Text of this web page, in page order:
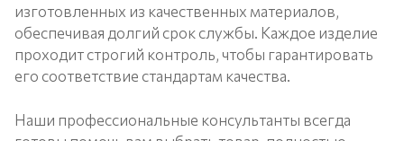
изготовленных из качественных материалов,
обеспечивая долгий срок службы. Каждое изделие
проходит строгий контроль, чтобы гарантировать
его соответствие стандартам качества.
Наши профессиональные консультанты всегда